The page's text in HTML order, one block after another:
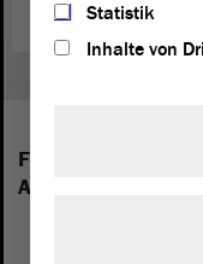
Folgende
Anhalt vertreten:
Statistik
Inhalte von